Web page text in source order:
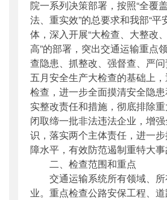
院一系列决策部署，按照“全覆
法、重实效”的总要求和我部“平
体，深入开展“大检查、大整改
高”的部署，突出交通运输重点
查隐患、抓整改、强督查、严问
五月安全生产大检查的基础上
检查，进一步全面摸清安全隐
实整改责任和措施，彻底排除
闭取缔一批非法违法企业，增
识，落实两个主体责任，进一
障水平，有效防范遏制重特大事
二、检查范围和重点
交通运输系统所有领域、所
业。重点检查公路安保工程、